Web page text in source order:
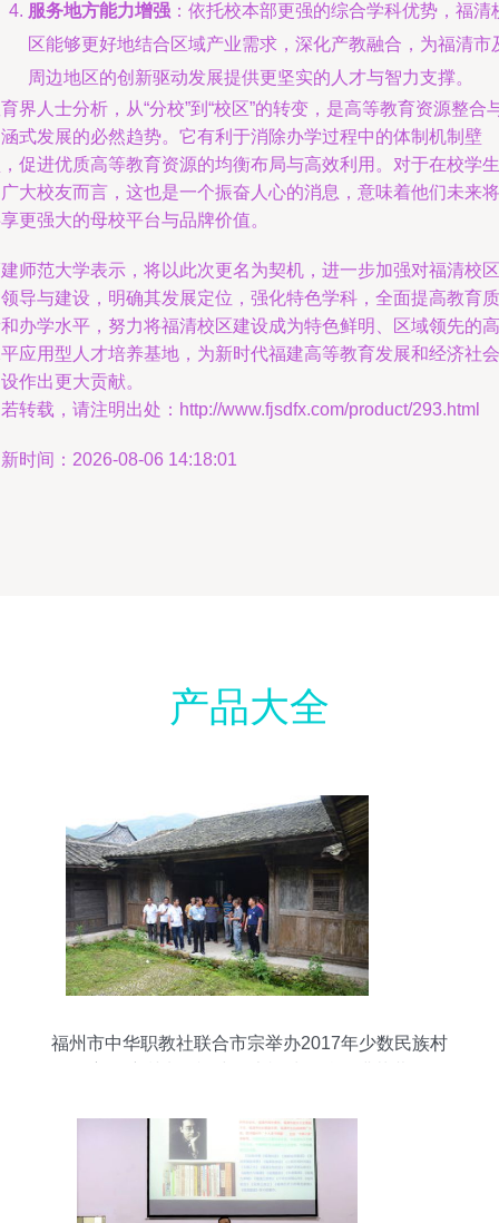
服务地方能力增强 ：依托校本部更强的综合学科优势，福清
区能够更好地结合区域产业需求，深化产教融合，为福清市
周边地区的创新驱动发展提供更坚实的人才与智力支撑。
界人士分析，从“分校”到“校区”的转变，是高等教育资源整合
式发展的必然趋势。它有利于消除办学过程中的体制机制壁
促进优质高等教育资源的均衡布局与高效利用。对于在校学生
大校友而言，这也是一个振奋人心的消息，意味着他们未来将
更强大的母校平台与品牌价值。
师范大学表示，将以此次更名为契机，进一步加强对福清校区
导与建设，明确其发展定位，强化特色学科，全面提高教育质
办学水平，努力将福清校区建设成为特色鲜明、区域领先的高
应用型人才培养基地，为新时代福建高等教育发展和经济社会
作出更大贡献。
转载，请注明出处：http://www.fjsdfx.com/product/293.html
时间：2026-08-06 14:18:01
产品大全
福州市中华职教社联合市宗举办2017年少数民族村